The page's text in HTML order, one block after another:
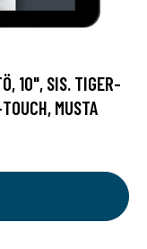
10", SIS. TIGER-
MUSTA